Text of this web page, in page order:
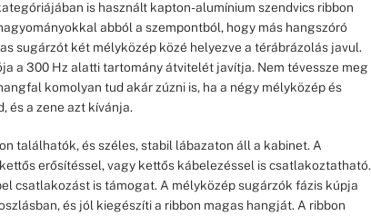
is használt kapton-alumínium szendvics ribbon
abból a szempontból, hogy más hangszóró
sugárzót két mélyközép közé helyezve a térábrázolás javul.
a 300 Hz alatti tartomány átvitelét javítja. Nem tévessze meg
komolyan tud akár zúzni is, ha a négy mélyközép és
és a zene azt kívánja.
találhatók, és széles, stabil lábazaton áll a kabinet. A
erősítéssel, vagy kettős kábelezéssel is csatlakoztatható.
csatlakozást is támogat. A mélyközép sugárzók fázis kúpja
és jól kiegészíti a ribbon magas hangját. A ribbon